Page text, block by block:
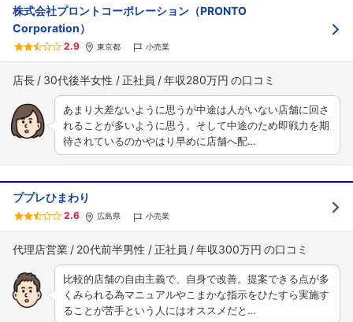
株式会社プロントコーポレーション（PRONTO
Corporation）
2.9 東京都 小売業
店長 30代後半女性 正社員 年収280万円
あまり大差ないように思うが中途は人がいない店舗に回さ
れることが多いように思う。そして中途のため即戦力を期
待されているのかやはり早めに店舗へ配…
ププレひまわり
2.6 広島県 小売業
代理店営業 20代前半男性 正社員 年収300万円
比較的店舗の自由主義で、自身で改善。提案できる点が多
くみられる為マニュアルやこまかな指示をひたすら実施す
ることが苦手という人にはオススメだと…